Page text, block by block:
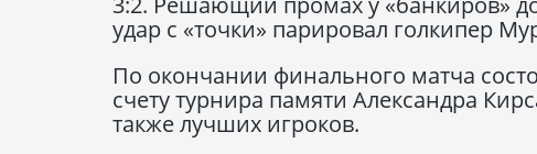
удар с «точки» парировал голкипер
По окончании финального матча
счету турнира памяти Александра
также лучших игроков.